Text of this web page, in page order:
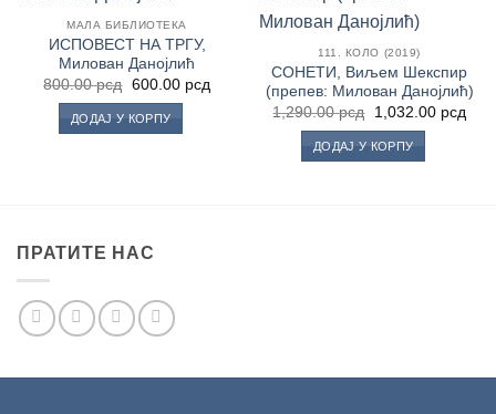
Листу
жеља
МАЛА БИБЛИОТЕКА
ИСПОВЕСТ НА ТРГУ,
Милован Данојлић
800.00рсд Оригинална
је
била:
600.00 рсдТренутна
цена
ДОДАЈ У КОРПУ
111. КОЛО (2019)
СОНЕТИ, Виљем Шекспир
(препев: Милован Данојлић)
1,290.00рсд
Оригинална
цена
је
била:
1,032.00 рсд
ДОДАЈ У КОРПУ
ПРАТИТЕ НАС